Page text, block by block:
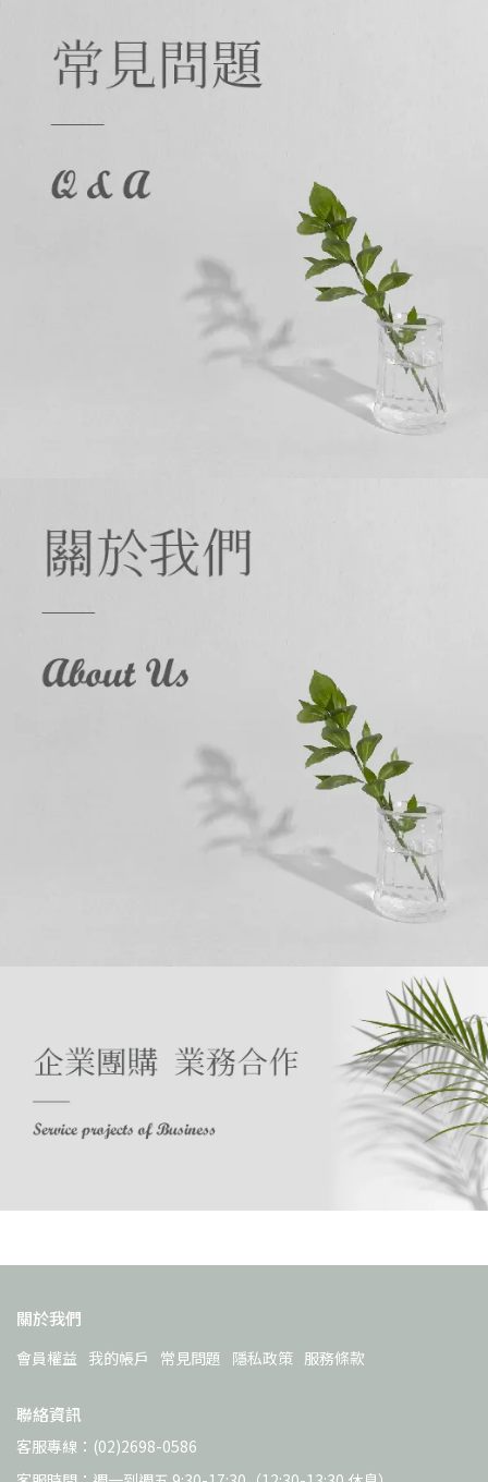
關於我們
會員權益 我的帳戶 常見問題 隱私政策 服務條款
聯絡資訊
客服專線：(02)2698-0586